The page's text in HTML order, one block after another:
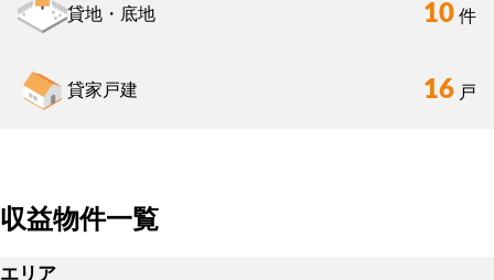
貸地・底地 10 件
貸家戸建 16 戸
収益物件一覧
エリア